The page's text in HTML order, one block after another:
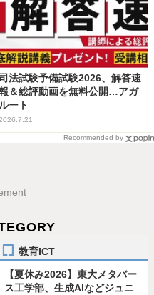
法試験予備試験2026、解答速
＆総評動画を無料公開…アガ
ート
Recommended by
教育ICT
【夏休み2026】東大メタバー
ス工学部、生成AIなどジュニ